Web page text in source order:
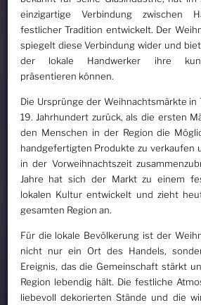
einzigartige Verbindung zwischen
festlicher Tradition entwickelt. Der
spiegelt diese Verbindung wider und
der lokale Handwerker ihre
präsentieren können.
Die Ursprünge der Weihnachtsmärkte in
19. Jahrhundert zurück, als die ersten
den Menschen in der Region die
handgefertigten Produkte zu verkaufen
in der Vorweihnachtszeit
Jahre hat sich der Markt zu einem
lokalen Kultur entwickelt und zieht
gesamten Region an.
Für die lokale Bevölkerung ist der
nicht nur ein Ort des Handels,
Ereignis, das die Gemeinschaft stärkt
Region lebendig hält. Die festliche
liebevoll dekorierten Stände und die